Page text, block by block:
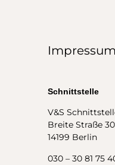
Impressum
Schnittstelle
V&S
Breite Straße 30
14199 Berlin
030 – 30 81 75